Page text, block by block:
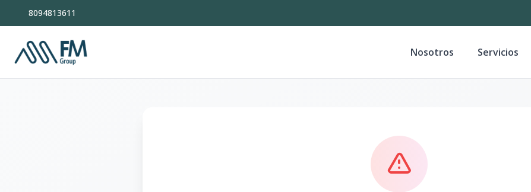
8094813611
Nosotros Servicios